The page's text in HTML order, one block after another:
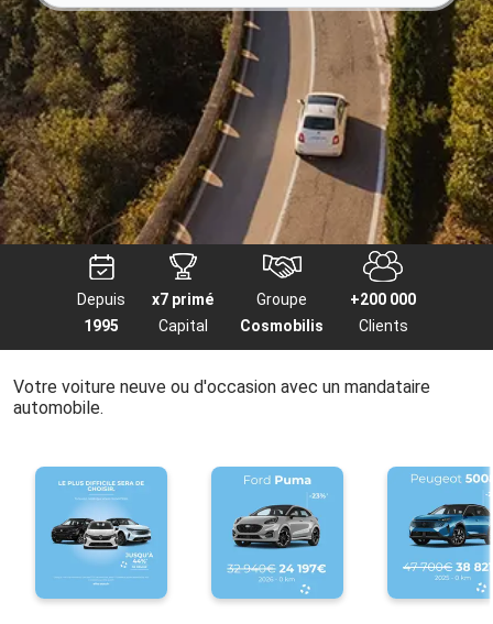
Depuis
1995
x7 primé
Capital
Groupe
Cosmobilis
+200 000
Clients
Votre voiture neuve ou d'occasion avec un mandataire
automobile.